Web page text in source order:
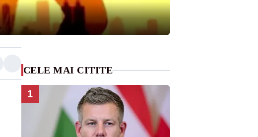
CELE MAI CITITE
1